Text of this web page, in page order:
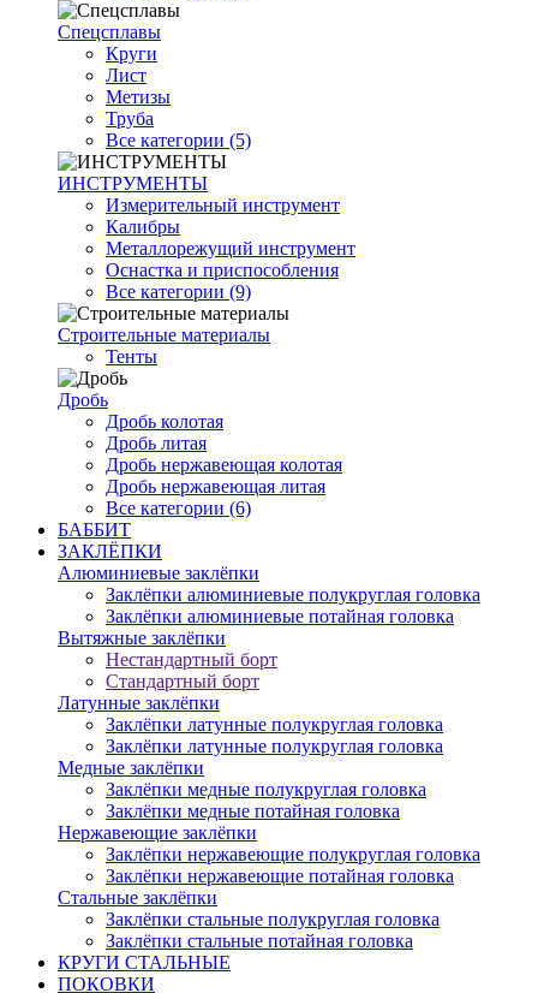
Спецсплавы
Круги
Лист
Метизы
Труба
Все категории (5)
ИНСТРУМЕНТЫ
Измерительный инструмент
Калибры
Металлорежущий инструмент
Оснастка и приспособления
Все категории (9)
Строительные материалы
Тенты
Дробь
Дробь колотая
Дробь литая
Дробь нержавеющая колотая
Дробь нержавеющая литая
Все категории (6)
БАББИТ
ЗАКЛЁПКИ
Алюминиевые заклёпки
Заклёпки алюминиевые полукруглая головка
Заклёпки алюминиевые потайная головка
Вытяжные заклёпки
Нестандартный борт
Стандартный борт
Латунные заклёпки
Заклёпки латунные полукруглая головка
Заклёпки латунные полукруглая головка
Медные заклёпки
Заклёпки медные полукруглая головка
Заклёпки медные потайная головка
Нержавеющие заклёпки
Заклёпки нержавеющие полукруглая головка
Заклёпки нержавеющие потайная головка
Стальные заклёпки
Заклёпки стальные полукруглая головка
Заклёпки стальные потайная головка
КРУГИ СТАЛЬНЫЕ
ПОКОВКИ